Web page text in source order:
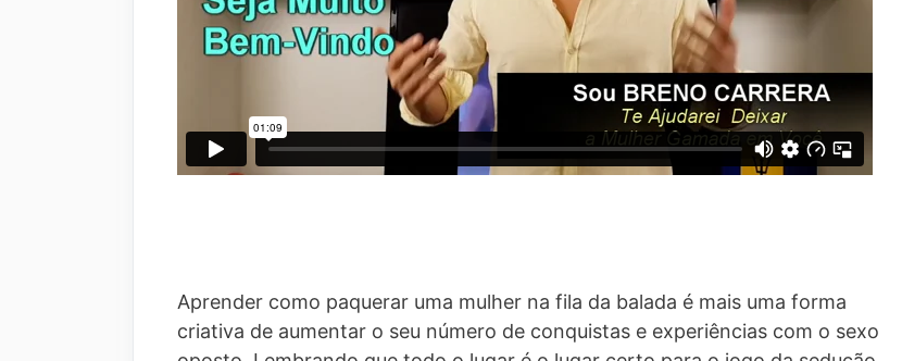
Aprender como paquerar uma mulher na fila da balada é mais uma forma
criativa de aumentar o seu número de conquistas e experiências com o sexo